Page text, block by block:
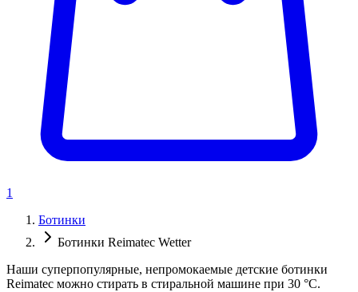
1
Ботинки
Ботинки Reimatec Wetter
Наши суперпопулярные, непромокаемые детские ботинки
Reimatec можно стирать в стиральной машине при 30 °C.